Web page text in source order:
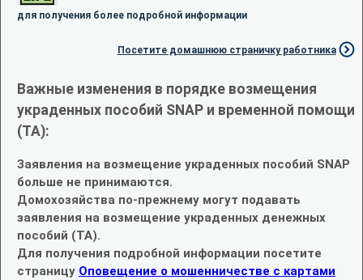
для получения более подробной информации
Посетите домашнюю страничку работника
Важные изменения в порядке возмещения
украденных пособий SNAP и временной помощи
(TA):
Заявления на возмещение украденных пособий SNAP
больше не принимаются.
Домохозяйства по-прежнему могут подавать
заявления на возмещение украденных денежных
пособий (TA).
Для получения подробной информации посетите
страницу Оповещение о мошенничестве с картами